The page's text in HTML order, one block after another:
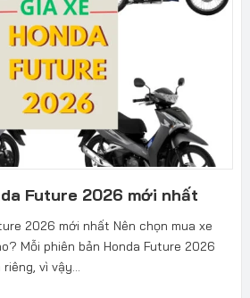
Future 2026 mới nhất
2026 mới nhất Nên chọn mua xe
Mỗi phiên bản Honda Future 2026
vì vậy...